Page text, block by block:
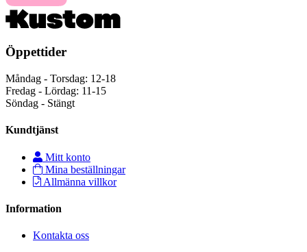
Öppettider
Måndag - Torsdag: 12-18
Fredag - Lördag: 11-15
Söndag - Stängt
Kundtjänst
Mitt konto
Mina beställningar
Allmänna villkor
Information
Kontakta oss